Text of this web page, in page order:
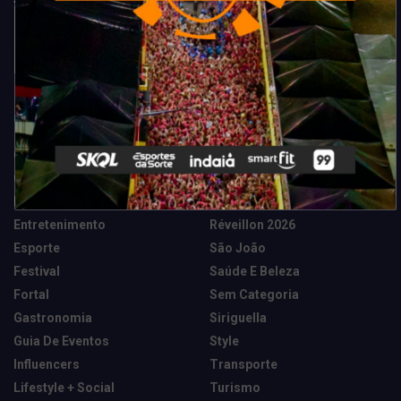
Categorias
Camarote Vip Junino
Cidade
Destaques
Entretenimento
Esporte
Festival
Fortal
Gastronomia
Guia De Eventos
Influencers
Lifestyle + Social
Marketing E Negócios
Música
News Tech
Réveillon 2026
São João
Saúde E Beleza
Sem Categoria
Siriguella
Style
Transporte
Turismo